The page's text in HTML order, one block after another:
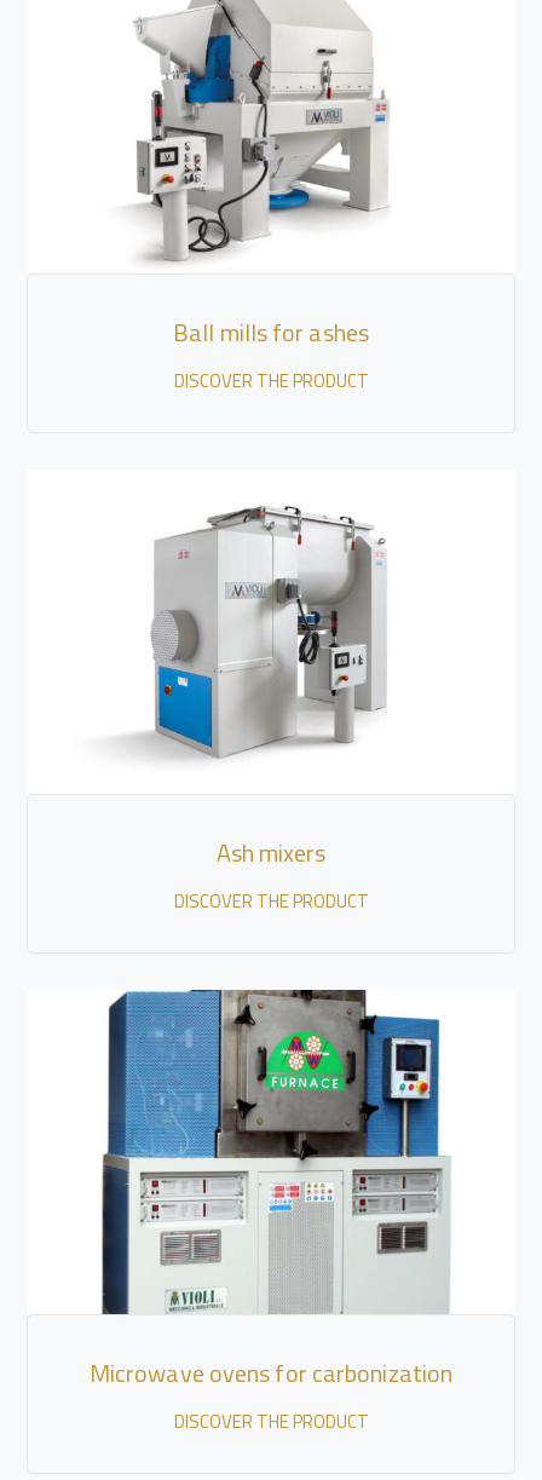
Ball mills for ashes
DISCOVER THE PRODUCT
Ash mixers
DISCOVER THE PRODUCT
Microwave ovens for carbonization
DISCOVER THE PRODUCT